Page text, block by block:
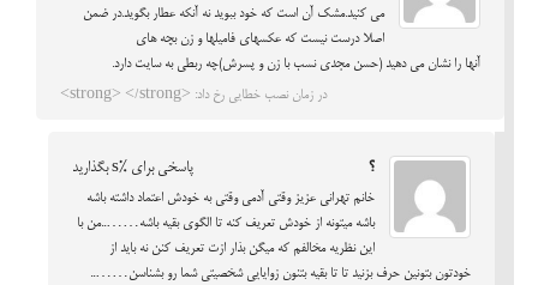
می کنید.مشک آن است که خود ببوید نه آنکه عطار بگوید.در ضمن
اصلا درست نیست که عکسهای فامیلها و زن بچه های
آنها را نشان می دهید (حسن مجدی نسب با زن و پسرش)چه ربطی به سایت دارد.
در زمان نصب خطایی رخ داد: <strong> </strong>
؟ پاسخی برای %s بگذارید
خانم تهرانی عزیز وقتی آدمی وقتی به خودش اعتماد داشته باشه
باشه میتونه از خودش تعریف کنه تا الگوی بقیه باشه……..من با
این نظریه مخالفم که میگن بذار ازت تعریف کنن نه باید از
خودتون بتونین حرف بزنید تا تا بقیه بتنون زوایایی شخصیتی شما رو بشناسن……..